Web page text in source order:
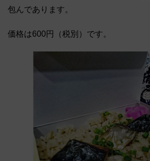
包んであります。
価格は600円（税別）です。